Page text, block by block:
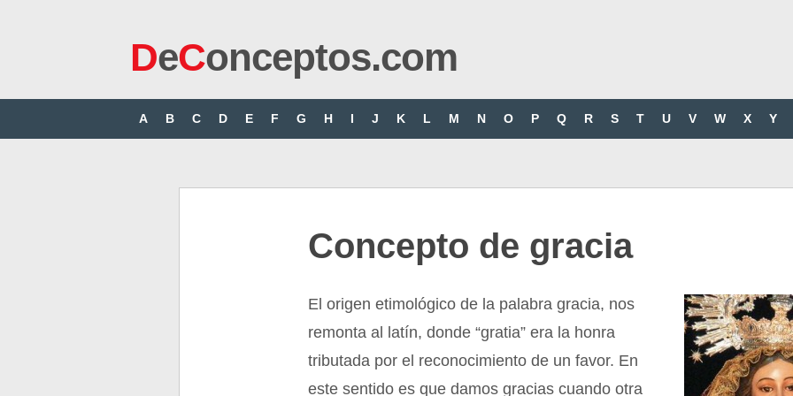
DeConceptos.com
A B C D E F G H I J K L M N O P Q R S T U V W X Y
Concepto de gracia
El origen etimológico de la palabra gracia, nos
remonta al latín, donde “gratia” era la honra
tributada por el reconocimiento de un favor. En
este sentido es que damos gracias cuando otra